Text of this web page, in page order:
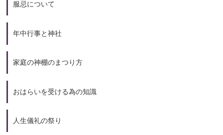
服忌について
年中行事と神社
家庭の神棚のまつり方
おはらいを受ける為の知識
人生儀礼の祭り